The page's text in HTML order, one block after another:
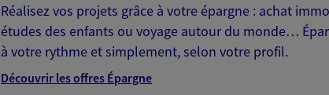
Réalisez vos projets grâce à votre épargne : achat
études des enfants ou voyage autour du monde…
à votre rythme et simplement, selon votre profil.
Découvrir les offres Épargne